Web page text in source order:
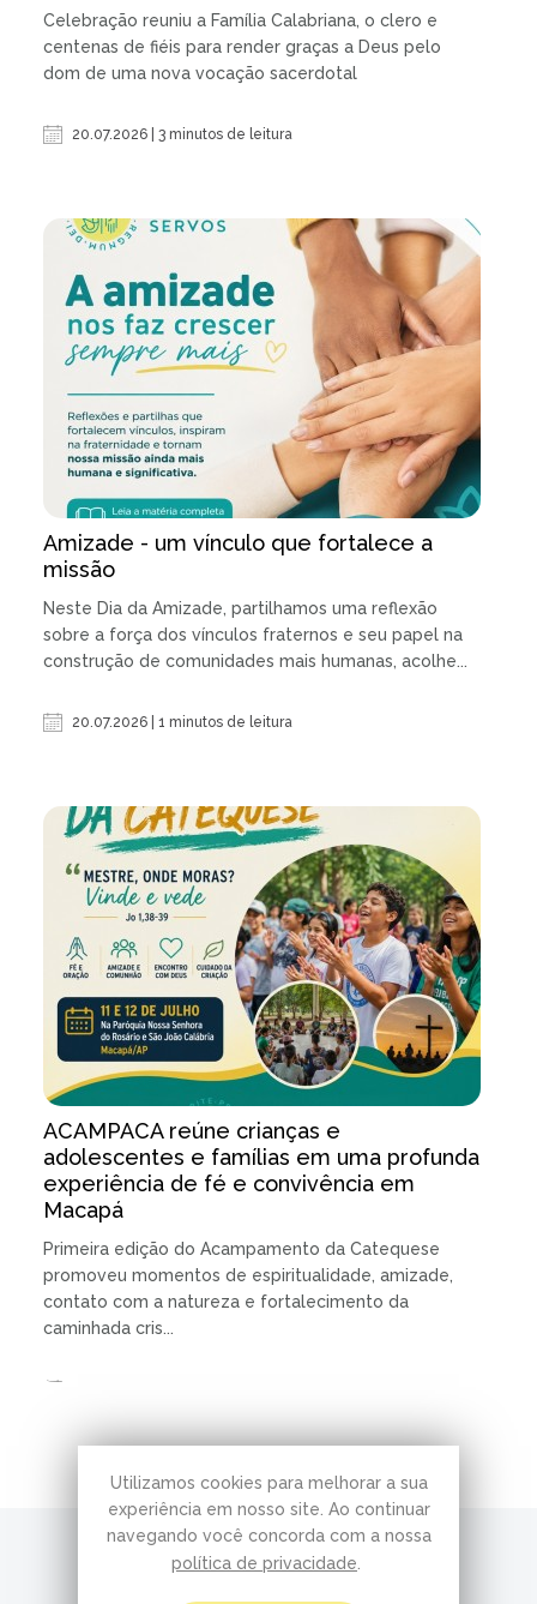
Utilizamos cookies para melhorar a sua
experiência em nosso site. Ao continuar
navegando você concorda com a nossa
política de privacidade
Celebração reuniu a Família Calabriana, o clero e
centenas de fiéis para render graças a Deus pelo
dom de uma nova vocação sacerdotal
20.07.2026 | 3 minutos de leitura
Amizade - um vínculo que fortalece a
missão
Neste Dia da Amizade, partilhamos uma reflexão
sobre a força dos vínculos fraternos e seu papel na
construção de comunidades mais humanas, acolhe...
20.07.2026 | 1 minutos de leitura
ACAMPACA reúne crianças e
adolescentes e famílias em uma profunda
experiência de fé e convivência em
Macapá
Primeira edição do Acampamento da Catequese
promoveu momentos de espiritualidade, amizade,
contato com a natureza e fortalecimento da
caminhada cris...